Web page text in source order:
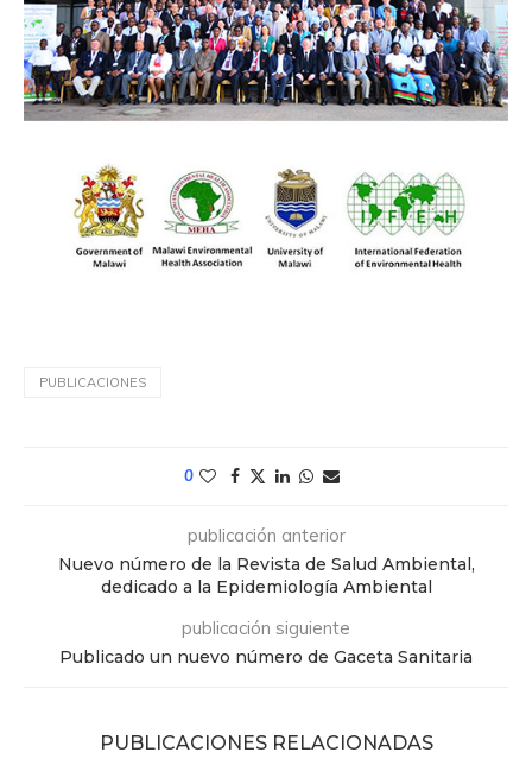
PUBLICACIONES
0
publicación anterior
Nuevo número de la Revista de Salud Ambiental,
dedicado a la Epidemiología Ambiental
publicación siguiente
Publicado un nuevo número de Gaceta Sanitaria
PUBLICACIONES RELACIONADAS